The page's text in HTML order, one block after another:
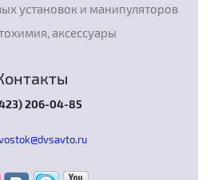
установок и манипуляторов
аксессуары
206-04-85